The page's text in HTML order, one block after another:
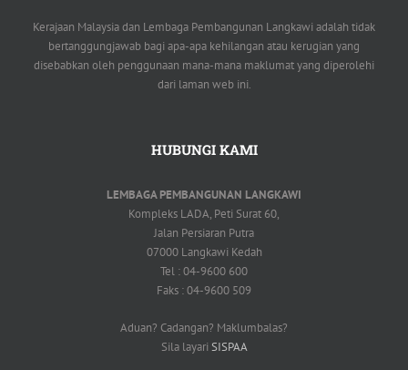
Kerajaan Malaysia dan Lembaga Pembangunan Langkawi adalah tidak
bertanggungjawab bagi apa-apa kehilangan atau kerugian yang
disebabkan oleh penggunaan mana-mana maklumat yang diperolehi
dari laman web ini.
HUBUNGI KAMI
LEMBAGA PEMBANGUNAN LANGKAWI
Kompleks LADA, Peti Surat 60,
Jalan Persiaran Putra
07000 Langkawi Kedah
Tel : 04-9600 600
Faks : 04-9600 509
Aduan? Cadangan? Maklumbalas?
Sila layari SISPAA